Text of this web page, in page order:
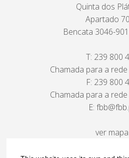
Quinta dos
Apartado
Bencata 3046-
T: 239 800
Chamada para a
F: 239 800
Chamada para a
E:
ver mapa